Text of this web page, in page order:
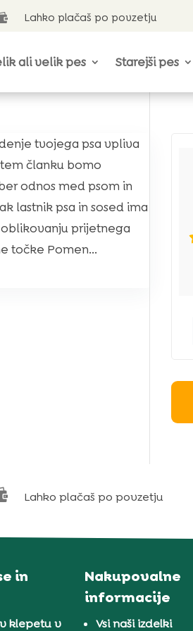
Lahko plačaš po povzetju
ali velik pes Starejši pes
tvojega psa vpliva
tem članku bomo
odnos med psom in
lastnik psa in sosed ima
prijetnega
točke Pomen...
Lahko plačaš po povzetju
in
klepetu v
Nakupovalne
informacije
Vsi naši izdelki